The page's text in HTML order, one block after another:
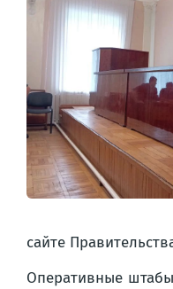
сайте
Оперативные